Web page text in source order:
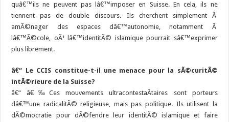
quâ€™ils ne peuvent pas lâ€™imposer en Suisse. En cela, ils ne
tiennent pas de double discours. Ils cherchent simplement Ã
amÃ©nager des espaces dâ€™autonomie, notamment Ã
lâ€™Ã©cole, oÃ¹ lâ€™identitÃ© islamique pourrait sâ€™exprimer
plus librement.
â€“ Le CCIS constitue-t-il une menace pour la sÃ©curitÃ©
intÃ©rieure de la Suisse?
â€“ â€‰Ces mouvements ultracontestaÂ­taires sont porteurs
dâ€™une radicalitÃ© religieuse, mais pas politique. Ils utilisent la
dÃ©mocratie pour dÃ©fendre leur identitÃ© islamique et faire